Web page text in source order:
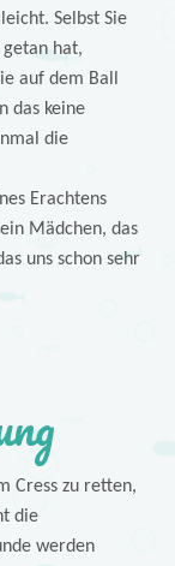
Selbst Sie
getan hat,
auf dem Ball
das keine
die
Erachtens
Mädchen, das
uns schon sehr
Cress zu retten,
die
werden